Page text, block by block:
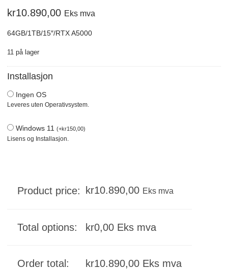
kr10.890,00 Eks mva
64GB/1TB/15″/RTX A5000
11 på lager
Installasjon
Ingen OS
Leveres uten Operativsystem.
Windows 11 (+kr150,00)
Lisens og Installasjon.
Product price: kr10.890,00 Eks mva
Total options: kr0,00Eks mva
Order total: kr10.890,00Eks mva